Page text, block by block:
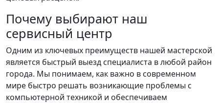
Почему выбирают наш
сервисный центр
Одним из ключевых преимуществ нашей мастерской
является быстрый выезд специалиста в любой район
города. Мы понимаем, как важно в современном
мире быстро решать возникающие проблемы с
компьютерной техникой и обеспечиваем